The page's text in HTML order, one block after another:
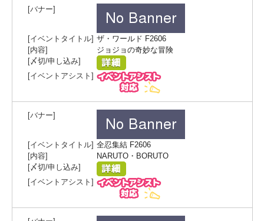
ザ・ワールド F2606
ジョジョの奇妙な冒険
全忍集結 F2606
NARUTO・BORUTO